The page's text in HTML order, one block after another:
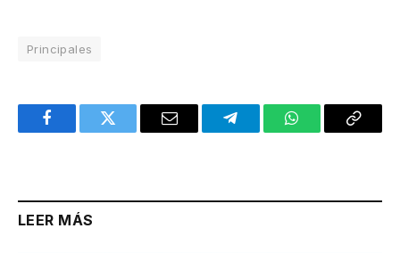
Principales
FacebookTwitter Email TelegramWhatsAppCopy
LEER MÁS